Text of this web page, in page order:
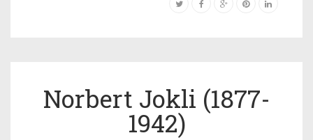
Norbert Jokli (1877-
1942)